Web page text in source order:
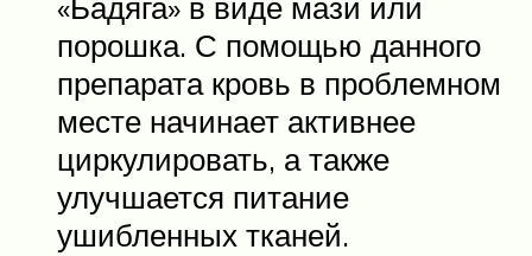
порошка. С помощью данного
препарата кровь в проблемном
месте начинает активнее
циркулировать, а также
улучшается питание
ушибленных тканей.